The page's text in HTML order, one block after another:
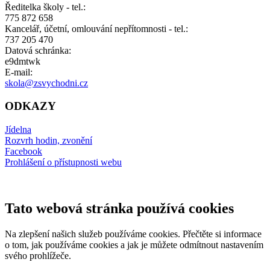
Ředitelka školy - tel.:
775 872 658
Kancelář, účetní, omlouvání nepřítomnosti - tel.:
737 205 470
Datová schránka:
e9dmtwk
E-mail:
skola@zsvychodni.cz
ODKAZY
Jídelna
Rozvrh hodin, zvonění
Facebook
Prohlášení o přístupnosti webu
Tato webová stránka používá cookies
Na zlepšení našich služeb používáme cookies. Přečtěte si informace
o tom, jak používáme cookies a jak je můžete odmítnout nastavením
svého prohlížeče.